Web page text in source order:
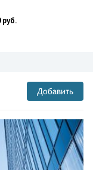
руб.
Добавить